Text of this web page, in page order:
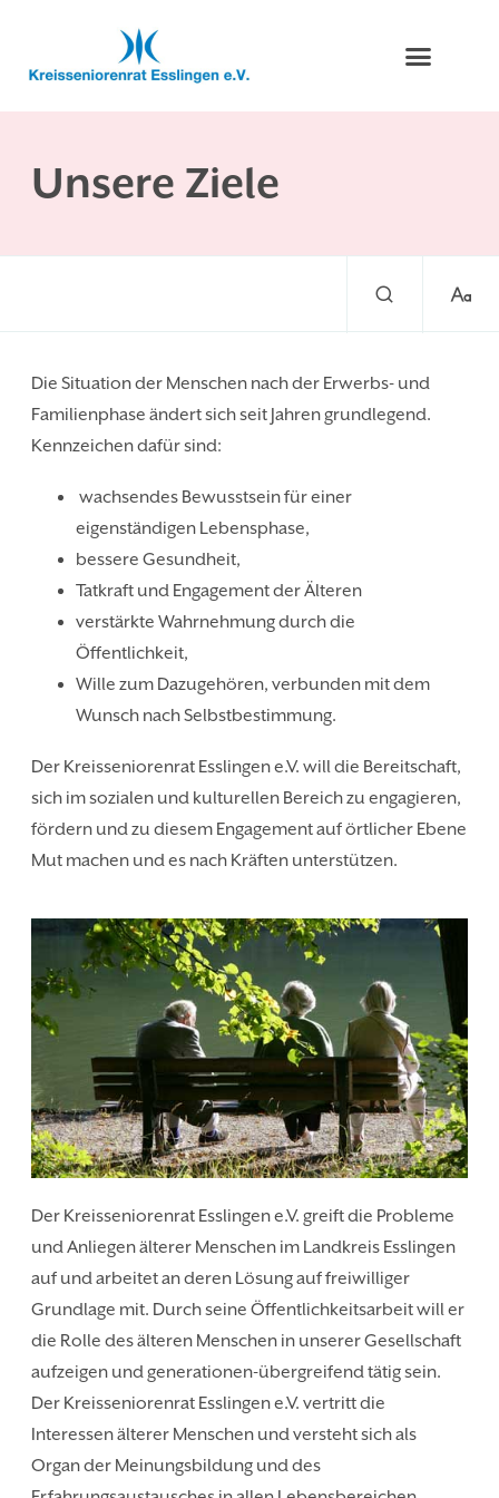
Unsere Ziele
Die Situation der Menschen nach der Erwerbs- und
Familienphase ändert sich seit Jahren grundlegend.
Kennzeichen dafür sind:
wachsendes Bewusstsein für einer
eigenständigen Lebensphase,
bessere Gesundheit,
Tatkraft und Engagement der Älteren
verstärkte Wahrnehmung durch die
Öffentlichkeit,
Wille zum Dazugehören, verbunden mit dem
Wunsch nach Selbstbestimmung.
Der Kreisseniorenrat Esslingen e.V. will die Bereitschaft,
sich im sozialen und kulturellen Bereich zu engagieren,
fördern und zu diesem Engagement auf örtlicher Ebene
Mut machen und es nach Kräften unterstützen.
Der Kreisseniorenrat Esslingen e.V. greift die Probleme
und Anliegen älterer Menschen im Landkreis Esslingen
auf und arbeitet an deren Lösung auf freiwilliger
Grundlage mit. Durch seine Öffentlichkeitsarbeit will er
die Rolle des älteren Menschen in unserer Gesellschaft
aufzeigen und generationen-übergreifend tätig sein.
Der Kreisseniorenrat Esslingen e.V. vertritt die
Interessen älterer Menschen und versteht sich als
Organ der Meinungsbildung und des